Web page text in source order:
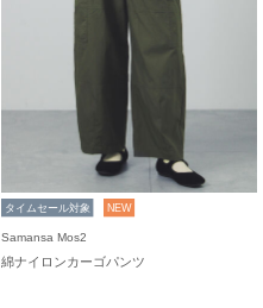
タイムセール対象 NEW
Samansa Mos2
綿ナイロンカーゴパンツ